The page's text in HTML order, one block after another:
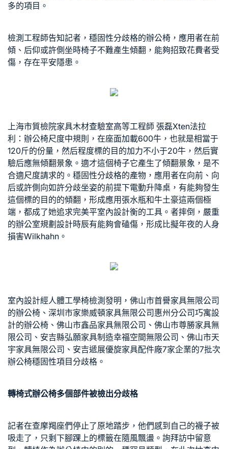
多的項目。
檢測工程師告知記者，穩固性分歧格的辦公椅，應用者在前
傾、后仰或許側坐時椅子不難產生傾翻，能夠招致花費者受
傷，存在平安隱患。
上海市質檢院家具木材查驗室高等工程師 張磊Xten法拉
利 ：辦公椅尺度中規則，在座面加載600牛，也就是相當于
120斤的份量，然后程度標的目的加力不小于20牛，然后實
驗后應無傾翻景象。適才這個椅子它產生了傾翻景象，是不
合適尺度請求的。穩固性分歧格的產物，應用者在向前、向
后或許側向如許分歧坐姿的前提下電動升降桌 ，有能夠發生
這個標的目的的傾翻，形成應用張水瓶和牛土豪這兩個極
端，都成了她追求完美平室內設計衡的工具。者摔倒，嚴重
的辦公室規劃設計時辰有能夠會磕傷，形成比擬年夜的人身
損害Wilkhahn 。
室內設計經人體工學椅檢測發明，佛山市首譽家具無限公司
的辦公椅、深圳市家樂威頓家具無限公司惠州分公司巧寓設
計的辦公椅、佛山市鑫品家具無限公司、佛山市尊勝家具無
限公司、安吉縣弘願家具制造幸福空間無限公司、佛山市天
宇家具無限公司、安吉遞展優旋家具配件廠7家企業的7批次
辦公椅穩固性項目分歧格。
轉椅式辦公椅多個部件被檢出分歧格
記者在查摩羯座們停止了原地踏步，他們感到自己的襪子被
吸走了，只剩下腳踝上的標籤在隨風飄盪。詢拜訪中留意